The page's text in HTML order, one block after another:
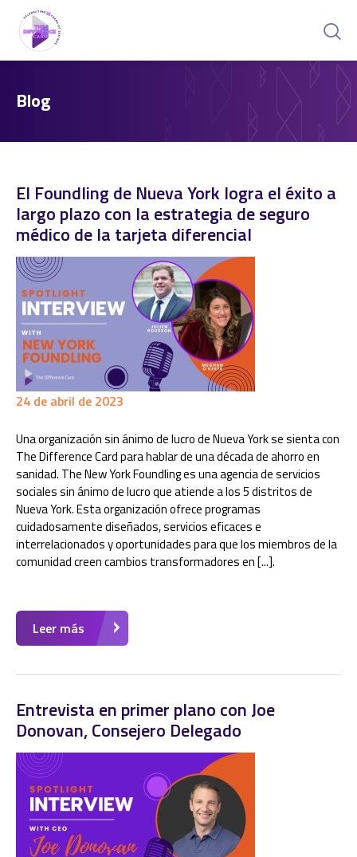
Blog
El Foundling de Nueva York logra el éxito a
largo plazo con la estrategia de seguro
médico de la tarjeta diferencial
24 de abril de 2023
Una organización sin ánimo de lucro de Nueva York se sienta con
The Difference Card para hablar de una década de ahorro en
sanidad. The New York Foundling es una agencia de servicios
sociales sin ánimo de lucro que atiende a los 5 distritos de
Nueva York. Esta organización ofrece programas
cuidadosamente diseñados, servicios eficaces e
interrelacionados y oportunidades para que los miembros de la
comunidad creen cambios transformadores en [...].
Leer más
Entrevista en primer plano con Joe
Donovan, Consejero Delegado